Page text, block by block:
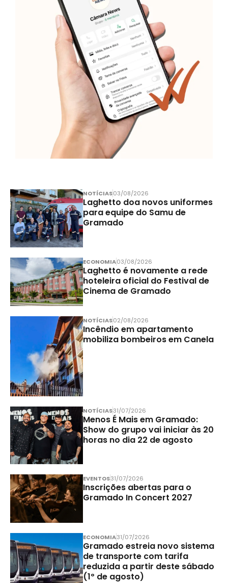
NOTÍCIAS03/08/2026
Laghetto doa novos uniformes
para equipe do Samu de
Gramado
ECONOMIA03/08/2026
Laghetto é novamente a rede
hoteleira oficial do Festival de
Cinema de Gramado
NOTÍCIAS02/08/2026
Incêndio em apartamento
mobiliza bombeiros em Canela
NOTÍCIAS31/07/2026
Menos É Mais em Gramado:
Show do grupo vai iniciar às 20
horas no dia 22 de agosto
EVENTOS31/07/2026
Inscrições abertas para o
Gramado In Concert 2027
ECONOMIA31/07/2026
Gramado estreia novo sistema
de transporte com tarifa
reduzida a partir deste sábado
(1º de agosto)